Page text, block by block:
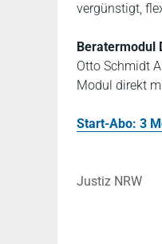
vergünstigt,
Beratermodul
Otto Schmidt
Modul direkt
Start-Abo: 3
Justiz NRW